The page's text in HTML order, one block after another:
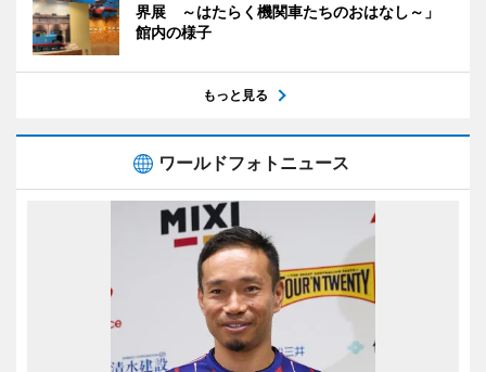
界展 ～はたらく機関車たちのおはなし～」
館内の様子
もっと見る
ワールドフォトニュース